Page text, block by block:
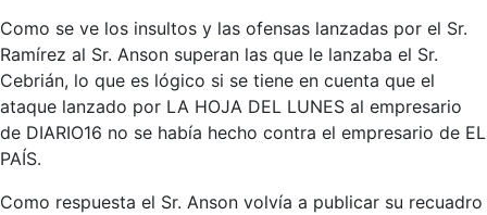
Como se ve los insultos y las ofensas lanzadas por el Sr.
Ramírez al Sr. Anson superan las que le lanzaba el Sr.
Cebrián, lo que es lógico si se tiene en cuenta que el
ataque lanzado por LA HOJA DEL LUNES al empresario
de DIARIO16 no se había hecho contra el empresario de EL
PAÍS.
Como respuesta el Sr. Anson volvía a publicar su recuadro